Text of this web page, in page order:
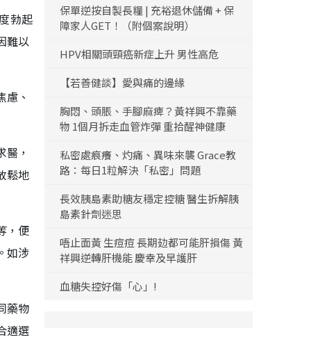
勃起
難以
、
，
鬆地
，便
如涉
藥物
適選
保單逆按自製長糧 | 充裕退休儲備 + 保
障家人GET！（附個案說明）
HPV相關頭頸癌新症上升 男性高危
【若善健談】愛與痛的邊緣
胸悶、頭脹、手腳麻痺？黃祥興不靠藥
物 1個月拆走血管炸彈 重拾醒神健康
私密處痕癢、灼痛、異味來襲 Grace教
路：每日1粒解決「私密」問題
長效胰島素助糖友穩定控糖 醫生拆解胰
島素針劑迷思
唔止面黃 生痘痘 長期攰都可能肝損傷 黃
祥興逆轉肝機能 慶幸及早護肝
血糖失控好傷「心」!